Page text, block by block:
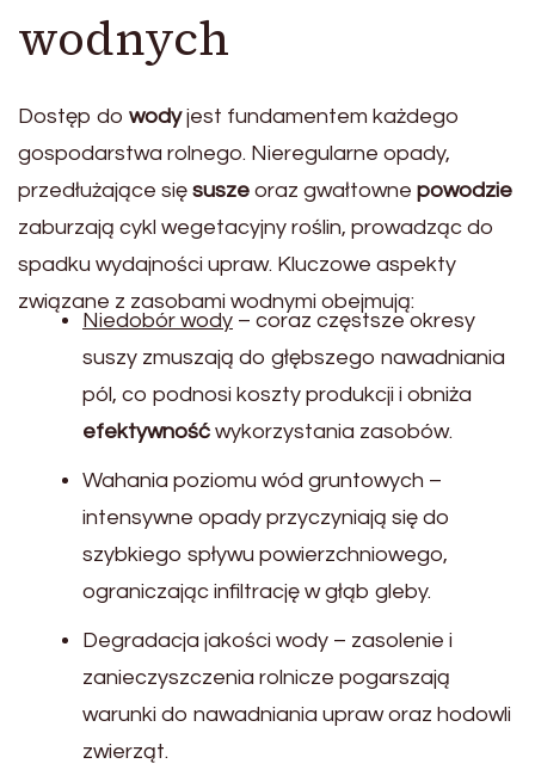
wodnych
Dostęp do wodyjest fundamentem każdego
gospodarstwa rolnego. Nieregularne opady,
przedłużające się susze oraz gwałtowne powodzie
zaburzają cykl wegetacyjny roślin, prowadząc do
spadku wydajności upraw. Kluczowe aspekty
związane z zasobami wodnymi obejmują:
Niedobór wody – coraz częstsze okresy
suszy zmuszają do głębszego nawadniania
pól, co podnosi koszty produkcji i obniża
efektywność wykorzystania zasobów.
Wahania poziomu wód gruntowych –
intensywne opady przyczyniają się do
szybkiego spływu powierzchniowego,
ograniczając infiltrację w głąb gleby.
Degradacja jakości wody – zasolenie i
zanieczyszczenia rolnicze pogarszają
warunki do nawadniania upraw oraz hodowli
zwierząt.